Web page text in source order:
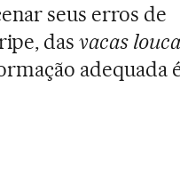
seus erros de
dasvacas
adequada